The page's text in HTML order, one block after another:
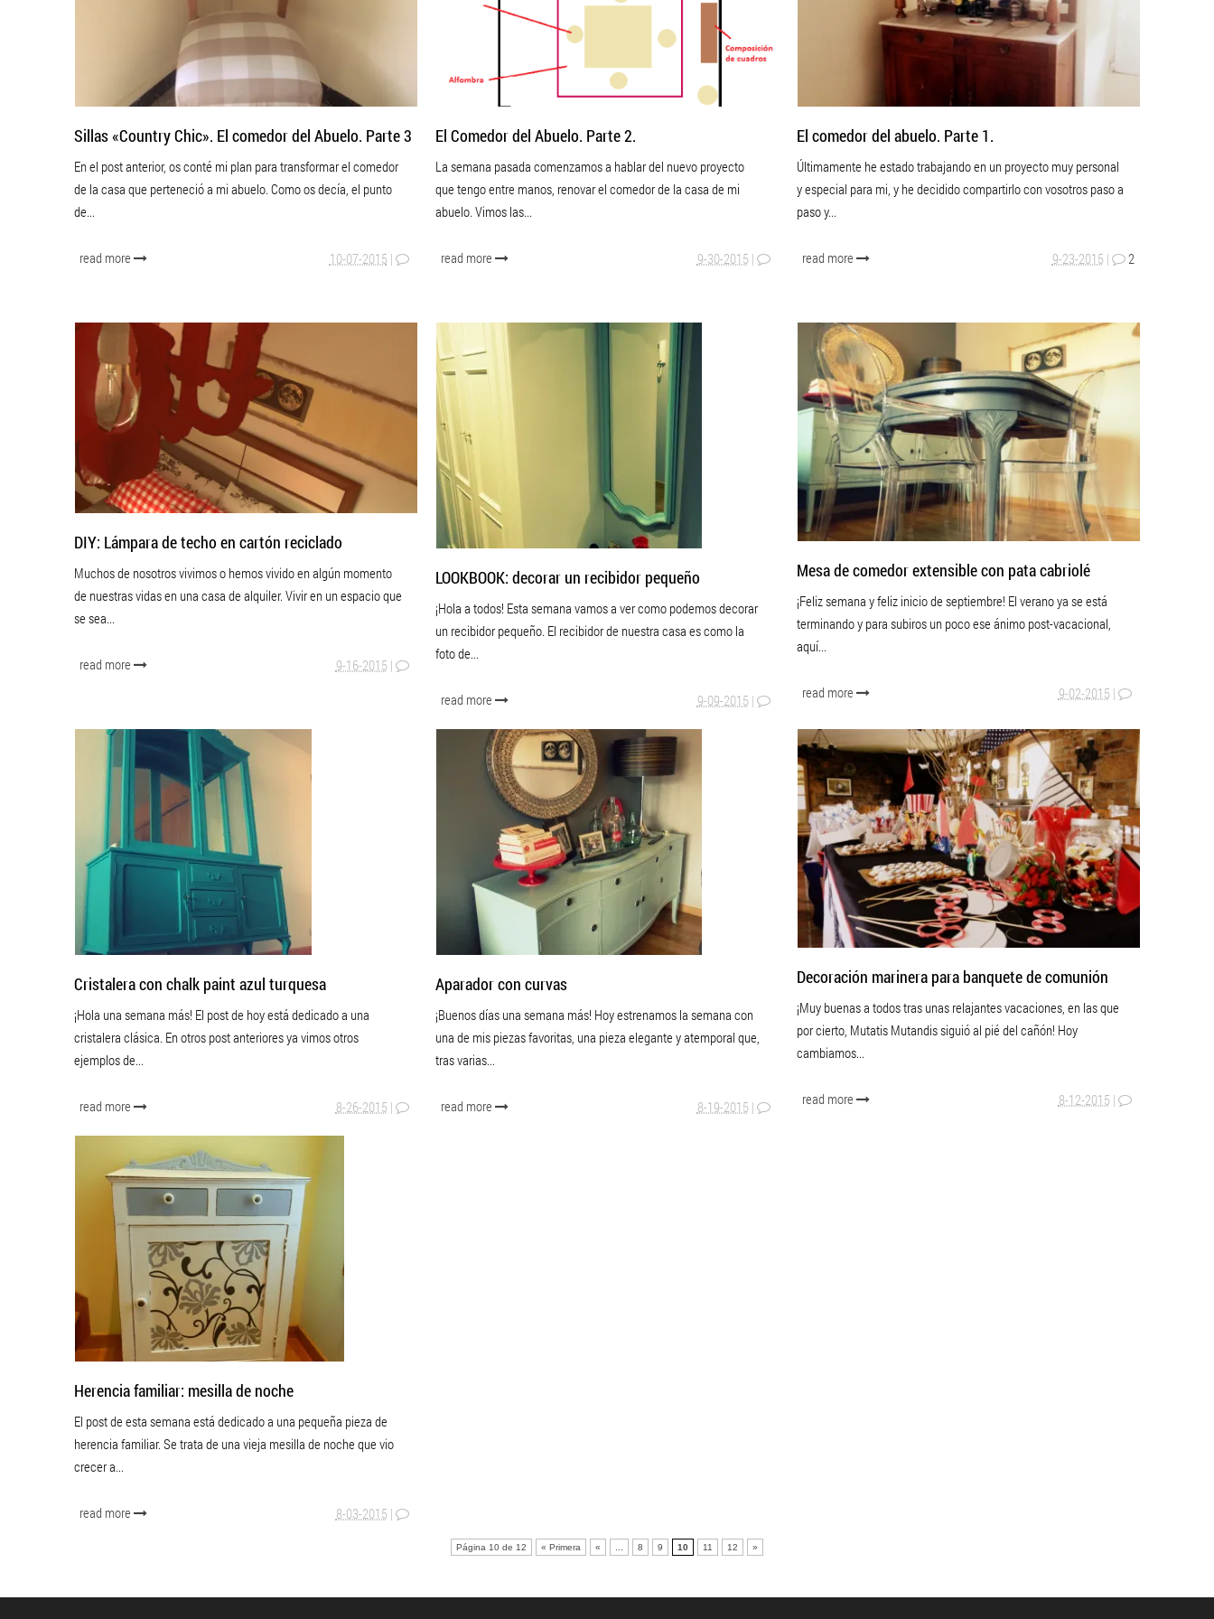
Sillas «Country Chic». El comedor del Abuelo. Parte 3
En el post anterior, os conté mi plan para transformar el comedor
de la casa que perteneció a mi abuelo. Como os decía, el punto
de...
read more 10-07-2015 |
El Comedor del Abuelo. Parte 2.
La semana pasada comenzamos a hablar del nuevo proyecto
que tengo entre manos, renovar el comedor de la casa de mi
abuelo. Vimos las...
read more 9-30-2015 |
El comedor del abuelo. Parte 1.
Últimamente he estado trabajando en un proyecto muy personal
y especial para mi, y he decidido compartirlo con vosotros paso a
paso y...
read more 9-23-2015 | 2
DIY: Lámpara de techo en cartón reciclado
Muchos de nosotros vivimos o hemos vivido en algún momento
de nuestras vidas en una casa de alquiler. Vivir en un espacio que
se sea...
read more 9-16-2015 |
LOOKBOOK: decorar un recibidor pequeño
¡Hola a todos! Esta semana vamos a ver como podemos decorar
un recibidor pequeño. El recibidor de nuestra casa es como la
foto de...
read more 9-09-2015 |
Mesa de comedor extensible con pata cabriolé
¡Feliz semana y feliz inicio de septiembre! El verano ya se está
terminando y para subiros un poco ese ánimo post-vacacional,
aquí...
read more 9-02-2015 |
Cristalera con chalk paint azul turquesa
¡Hola una semana más! El post de hoy está dedicado a una
cristalera clásica. En otros post anteriores ya vimos otros
ejemplos de...
read more 8-26-2015 |
Aparador con curvas
¡Buenos días una semana más! Hoy estrenamos la semana con
una de mis piezas favoritas, una pieza elegante y atemporal que,
tras varias...
read more 8-19-2015 |
Decoración marinera para banquete de comunión
¡Muy buenas a todos tras unas relajantes vacaciones, en las que
por cierto, Mutatis Mutandis siguió al pié del cañón! Hoy
cambiamos...
read more 8-12-2015 |
Herencia familiar: mesilla de noche
El post de esta semana está dedicado a una pequeña pieza de
herencia familiar. Se trata de una vieja mesilla de noche que vio
crecer a...
read more 8-03-2015 |
Página 10 de 12 « Primera « 8 9 10 11 12 »